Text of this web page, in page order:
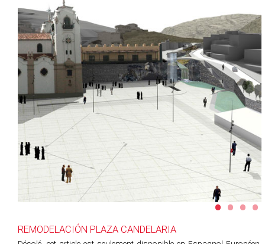
• •••
REMODELACIÓN PLAZA CANDELARIA